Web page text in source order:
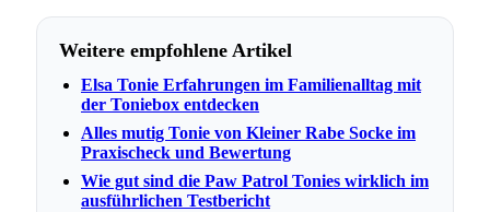
Weitere empfohlene Artikel
Elsa Tonie Erfahrungen im Familienalltag mit
der Toniebox entdecken
Alles mutig Tonie von Kleiner Rabe Socke im
Praxischeck und Bewertung
Wie gut sind die Paw Patrol Tonies wirklich im
ausführlichen Testbericht